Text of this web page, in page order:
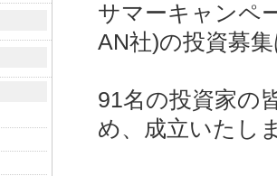
サマーキャンペ
AN社)の投資募
91名の投資家の
め、成立いたし